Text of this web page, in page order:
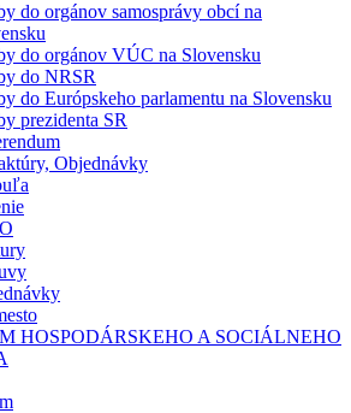
do orgánov samosprávy obcí na
do orgánov VÚC na Slovensku
do NRSR
do Európskeho parlamentu na Slovensku
prezidenta SR
Objednávky
HOSPODÁRSKEHO A SOCIÁLNEHO